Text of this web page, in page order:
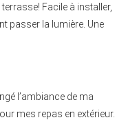
Facile à installer,
passer la lumière. Une
l’ambiance de ma
mes repas en extérieur.